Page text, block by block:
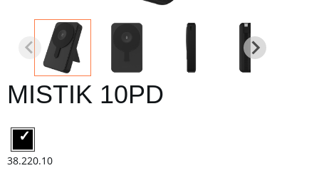
MISTIK 10PD
38.220.10